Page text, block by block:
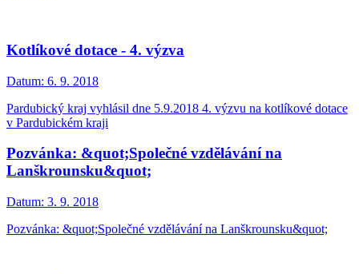
Kotlíkové dotace - 4. výzva
Datum: 6. 9. 2018
Pardubický kraj vyhlásil dne 5.9.2018 4. výzvu na kotlíkové dotace
v Pardubickém kraji
Pozvánka: &quot;Společné vzdělávání na
Lanškrounsku&quot;
Datum: 3. 9. 2018
Pozvánka: &quot;Společné vzdělávání na Lanškrounsku&quot;